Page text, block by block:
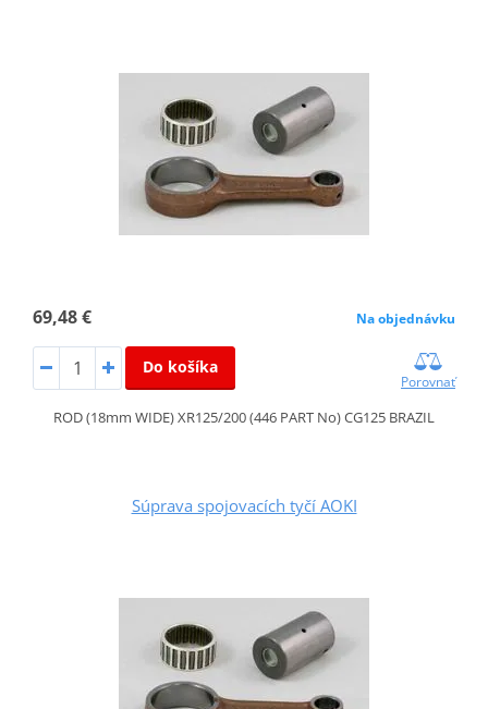
69,48 € Na objednávku
Do košíka
Porovnať
ROD (18mm WIDE) XR125/200 (446 PART No) CG125 BRAZIL
Súprava spojovacích tyčí AOKI